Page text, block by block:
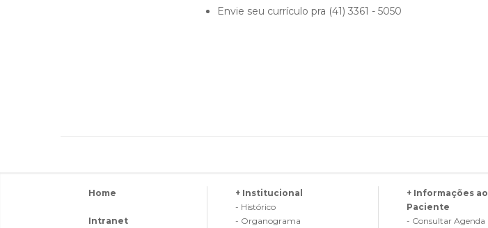
Envie seu currículo pra (41) 3361 - 5050
Home
Intranet
+ Institucional
- Histórico
- Organograma
+ Informações ao
Paciente
- Consultar Agenda